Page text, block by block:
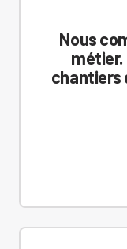
Nous
métier.
chantiers